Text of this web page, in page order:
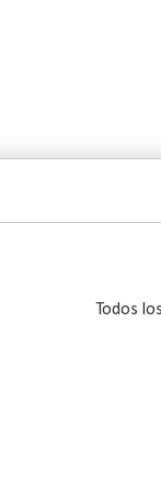
Todos